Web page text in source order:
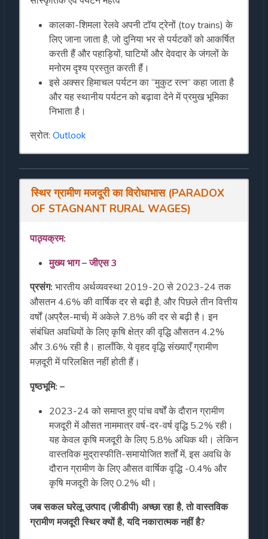
कालका-शिमला रेलवे अपनी टॉय ट्रेनों (toy trains) के
लिए जाना जाता है, जो दुनिया भर से पर्यटकों को आकर्षित
करती हैं और पहाड़ियों, घाटियों और देवदार के जंगलों के
मनोरम दृश्य प्रस्तुत करती हैं।
इसे अक्सर हिमाचल पर्यटन का “मुकुट रत्न” कहा जाता है
और यह स्थानीय पर्यटन को बढ़ावा देने में प्रमुख भूमिका
निभाता है।
स्रोत: Outlook
स्थिर ग्रामीण मजदूरी का विरोधाभास (PARADOX
OF STAGNANT RURAL WAGES)
पाठ्यक्रम:
मुख्यभाग – जीएस 3
प्रसंग: भारतीय अर्थव्यवस्था 2019-20 से 2023-24 तक
औसतन 4.6% की वार्षिक दर से बढ़ी है, और पिछले तीन वित्तीय
वर्षों (अप्रैल-मार्च) में अकेले 7.8% की दर से बढ़ी है। इन
संबंधित अवधियों के लिए कृषि क्षेत्र की वृद्धि औसतन 4.2%
और 3.6% रही है। हालाँकि, ये वृहद वृद्धि संख्याएँ ग्रामीण
मज़दूरी में परिलक्षित नहीं होती हैं।
पृष्ठभूमि: –
2023-24 को समाप्त हुए पांच वर्षों के दौरान ग्रामीण
मजदूरी में औसत नाममात्र वर्ष-दर-वर्ष वृद्धि 5.2% रही।
यह केवल कृषि मजदूरी के लिए 5.8% अधिक थी। लेकिन
वास्तविक मुद्रास्फीति-समायोजित शर्तों में, इस अवधि के
दौरान ग्रामीण के लिए औसत वार्षिक वृद्धि -0.4% और
कृषि मजदूरी के लिए 0.2% थी।
जब सकल घरेलू उत्पाद (जीडीपी) अच्छा रहा है, तो वास्तविक
ग्रामीण मजदूरी स्थिर क्यों है, यदि नकारात्मक नहीं है?